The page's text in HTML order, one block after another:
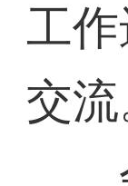
工
交流
会